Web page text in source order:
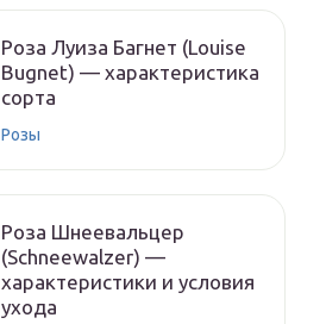
Роза Луиза Багнет (Louise
Bugnet) — характеристика
сорта
Розы
Роза Шнеевальцер
(Schneewalzer) —
характеристики и условия
ухода